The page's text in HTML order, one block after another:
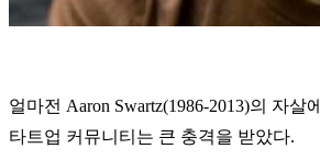
얼마전 Aaron Swartz(1986-2013)의 자살에
타트업 커뮤니티는 큰 충격을 받았다.